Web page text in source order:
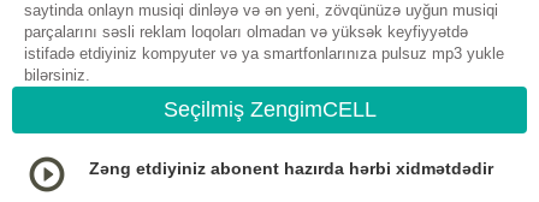
saytinda onlayn musiqi dinləyə və ən yeni, zövqünüzə uyğun musiqi
parçalarını səsli reklam loqoları olmadan və yüksək keyfiyyətdə
istifadə etdiyiniz kompyuter və ya smartfonlarınıza pulsuz mp3 yukle
bilərsiniz.
Seçilmiş ZengimCELL
Zəng etdiyiniz abonent hazırda hərbi xidmətdədir